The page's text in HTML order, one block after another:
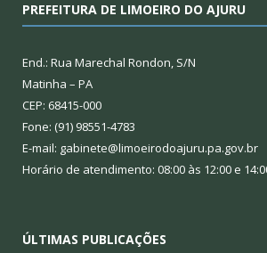
PREFEITURA DE LIMOEIRO DO AJURU
End.: Rua Marechal Rondon, S/N
Matinha – PA
CEP: 68415-000
Fone: (91) 98551-4783
E-mail: gabinete@limoeirodoajuru.pa.gov.br
Horário de atendimento: 08:00 às 12:00 e
ÚLTIMAS PUBLICAÇÕES